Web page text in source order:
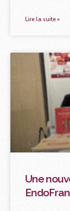
Lire la suite »
Une